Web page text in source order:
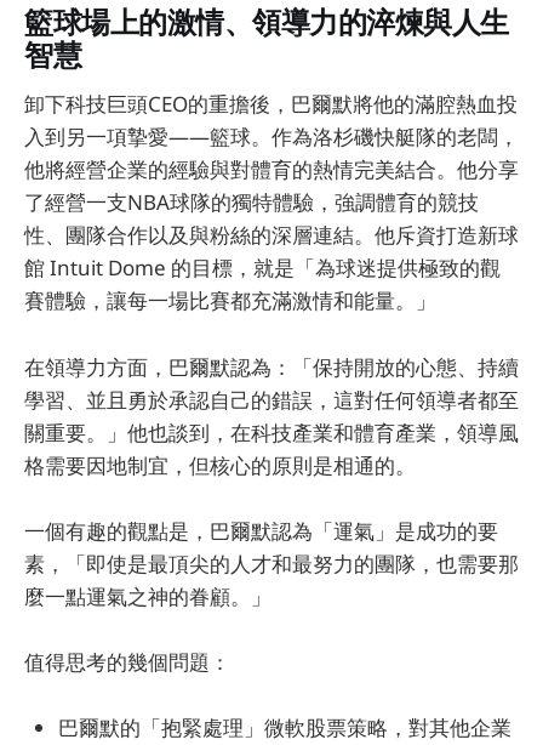
籃球場上的激情、領導力的淬煉與人生
智慧
卸下科技巨頭CEO的重擔後，巴爾默將他的滿腔熱血投
入到另一項摯愛——籃球。作為洛杉磯快艇隊的老闆，
他將經營企業的經驗與對體育的熱情完美結合。他分享
了經營一支NBA球隊的獨特體驗，強調體育的競技
性、團隊合作以及與粉絲的深層連結。他斥資打造新球
館 Intuit Dome 的目標，就是「為球迷提供極致的觀
賽體驗，讓每一場比賽都充滿激情和能量。」
在領導力方面，巴爾默認為：「保持開放的心態、持續
學習、並且勇於承認自己的錯誤，這對任何領導者都至
關重要。」他也談到，在科技產業和體育產業，領導風
格需要因地制宜，但核心的原則是相通的。
一個有趣的觀點是，巴爾默認為「運氣」是成功的要
素，「即使是最頂尖的人才和最努力的團隊，也需要那
麼一點運氣之神的眷顧。」
值得思考的幾個問題：
巴爾默的「抱緊處理」微軟股票策略，對其他企業